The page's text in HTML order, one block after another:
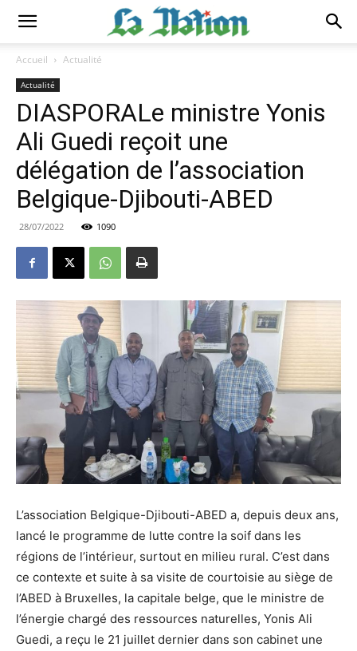
Accueil Actualité
Actualité
DIASPORALe ministre Yonis
Ali Guedi reçoit une
délégation de l’association
Belgique-Djibouti-ABED
28/07/2022 1090
L’association Belgique-Djibouti-ABED a, depuis deux ans,
lancé le programme de lutte contre la soif dans les
régions de l’intérieur, surtout en milieu rural. C’est dans
ce contexte et suite à sa visite de courtoisie au siège de
l’ABED à Bruxelles, la capitale belge, que le ministre de
l’énergie chargé des ressources naturelles, Yonis Ali
Guedi, a reçu le 21 juillet dernier dans son cabinet une